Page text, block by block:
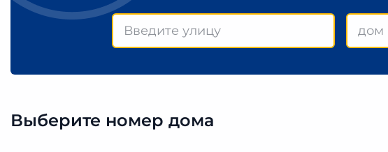
Выберите номер дома